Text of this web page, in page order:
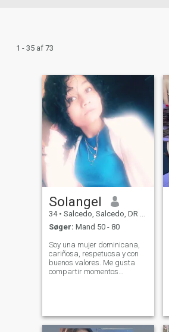
1 - 35 af 73
Solangel
34 • Salcedo, Salcedo, DR Dominikanske
Søger: Mand 50 - 80
Soy una mujer dominicana,
cariñosa, respetuosa y con
buenos valores. Me gusta
compartir momentos
especialmente cuando lo
hago para alguien especial.